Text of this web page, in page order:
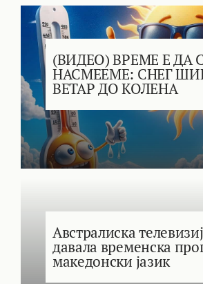
(ВИДЕО) ВРЕМЕ Е ДА
НАСМЕЕМЕ: СНЕГ
ВЕТАР ДО КОЛЕНА
Австралиска
давала временска
македонски јазик